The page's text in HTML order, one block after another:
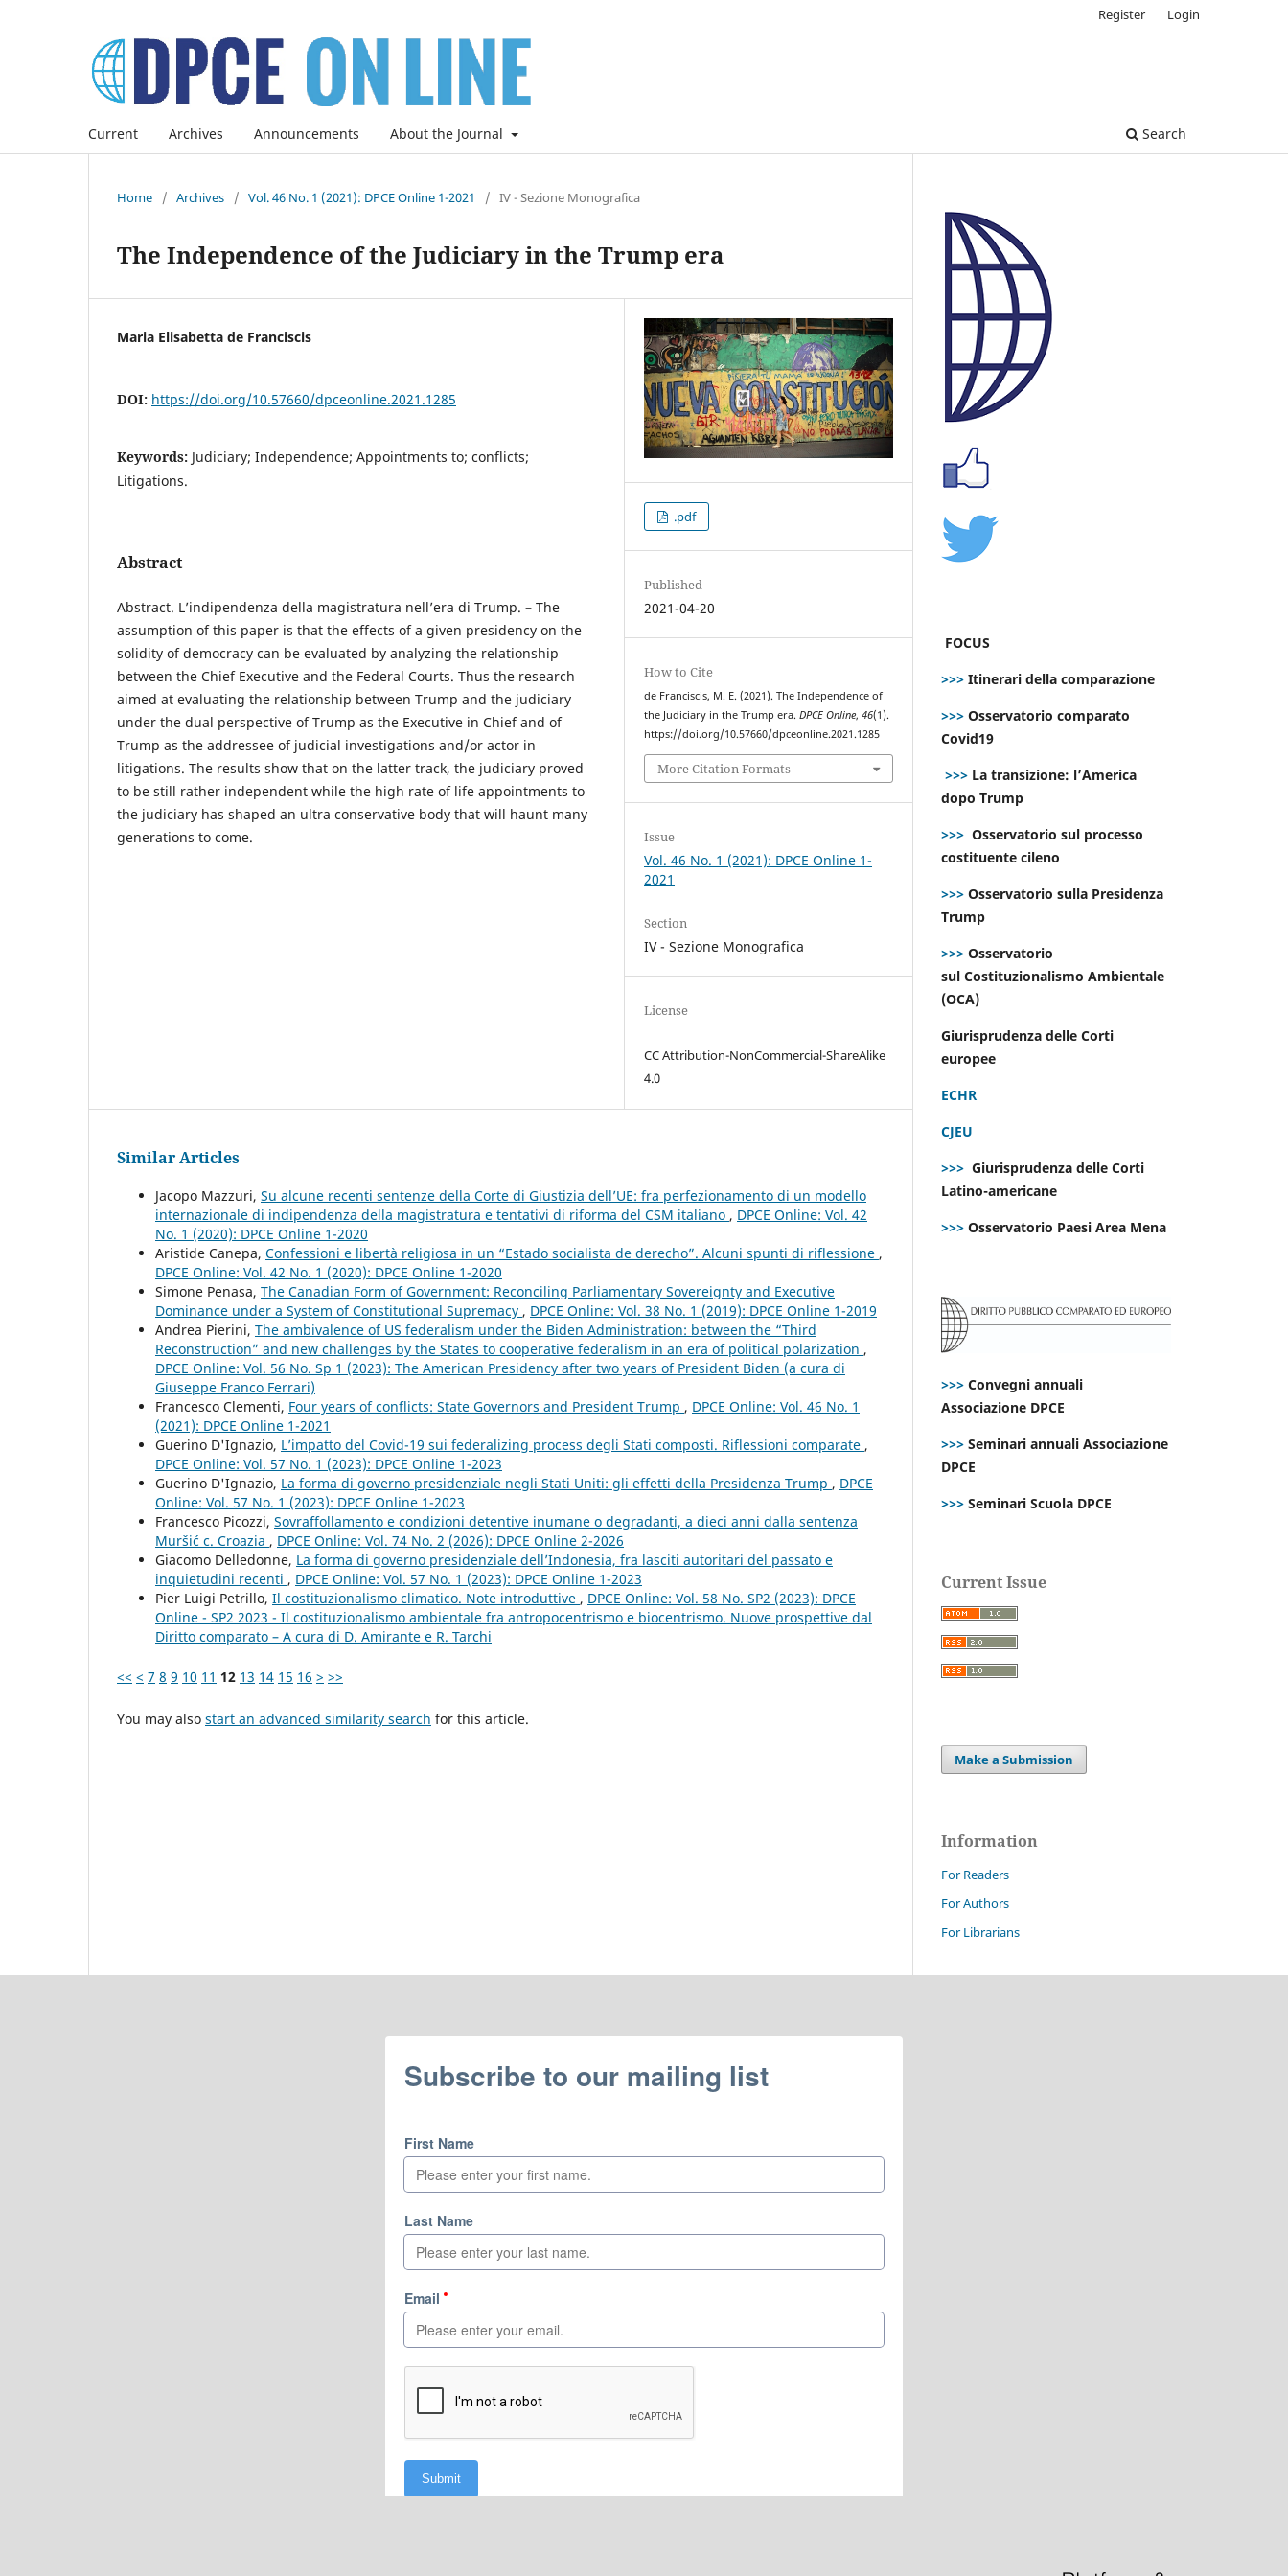
Current Archives Announcements About the Journal Search
Register Login
Home / Archives / Vol. 46 No. 1 (2021): DPCE Online 1-2021 / IV - Sezione Monografica
The Independence of the Judiciary in the Trump era
Maria Elisabetta de Franciscis
DOI: https://doi.org/10.57660/dpceonline.2021.1285
Keywords: Judiciary; Independence; Appointments to; conflicts;
Litigations.
Abstract
Abstract. L’indipendenza della magistratura nell’era di Trump. – The
assumption of this paper is that the effects of a given presidency on the
solidity of democracy can be evaluated by analyzing the relationship
between the Chief Executive and the Federal Courts. Thus the research
aimed at evaluating the relationship between Trump and the judiciary
under the dual perspective of Trump as the Executive in Chief and of
Trump as the addressee of judicial investigations and/or actor in
litigations. The results show that on the latter track, the judiciary proved
to be still rather independent while the high rate of life appointments to
the judiciary has shaped an ultra conservative body that will haunt many
generations to come.
.pdf
Published
2021-04-20
How to Cite
de Franciscis, M. E. (2021). The Independence of
the Judiciary in the Trump era.DPCE Online,46(1).
https://doi.org/10.57660/dpceonline.2021.1285
More Citation Formats
Issue
Vol. 46 No. 1 (2021): DPCE Online 1-
2021
Section
IV - Sezione Monografica
License
CC Attribution-NonCommercial-ShareAlike
4.0
Similar Articles
Jacopo Mazzuri, Su alcune recenti sentenze della Corte di Giustizia dell’UE: fra perfezionamento di un modello
internazionale di indipendenza della magistratura e tentativi di riforma del CSM italiano , DPCE Online: Vol. 42
No. 1 (2020): DPCE Online 1-2020
Aristide Canepa, Confessioni e libertà religiosa in un “Estado socialista de derecho”. Alcuni spunti di riflessione ,
DPCE Online: Vol. 42 No. 1 (2020): DPCE Online 1-2020
Simone Penasa, The Canadian Form of Government: Reconciling Parliamentary Sovereignty and Executive
Dominance under a System of Constitutional Supremacy , DPCE Online: Vol. 38 No. 1 (2019): DPCE Online 1-2019
Andrea Pierini, The ambivalence of US federalism under the Biden Administration: between the “Third
Reconstruction” and new challenges by the States to cooperative federalism in an era of political polarization ,
DPCE Online: Vol. 56 No. Sp 1 (2023): The American Presidency after two years of President Biden (a cura di
Giuseppe Franco Ferrari)
Francesco Clementi, Four years of conflicts: State Governors and President Trump , DPCE Online: Vol. 46 No. 1
(2021): DPCE Online 1-2021
Guerino D'Ignazio, L’impatto del Covid-19 sui federalizing process degli Stati composti. Riflessioni comparate ,
DPCE Online: Vol. 57 No. 1 (2023): DPCE Online 1-2023
Guerino D'Ignazio, La forma di governo presidenziale negli Stati Uniti: gli effetti della Presidenza Trump , DPCE
Online: Vol. 57 No. 1 (2023): DPCE Online 1-2023
Francesco Picozzi, Sovraffollamento e condizioni detentive inumane o degradanti, a dieci anni dalla sentenza
Muršić c. Croazia , DPCE Online: Vol. 74 No. 2 (2026): DPCE Online 2-2026
Giacomo Delledonne, La forma di governo presidenziale dell’Indonesia, fra lasciti autoritari del passato e
inquietudini recenti , DPCE Online: Vol. 57 No. 1 (2023): DPCE Online 1-2023
Pier Luigi Petrillo, Il costituzionalismo climatico. Note introduttive , DPCE Online: Vol. 58 No. SP2 (2023): DPCE
Online - SP2 2023 - Il costituzionalismo ambientale fra antropocentrismo e biocentrismo. Nuove prospettive dal
Diritto comparato – A cura di D. Amirante e R. Tarchi
<< < 7 8 9 10 11 12 13 14 15 16 > >>
You may also start an advanced similarity search for this article.
FOCUS
>>> Itinerari della comparazione
>>> Osservatorio comparato
Covid19
>>> La transizione: l’America
dopo Trump
>>> Osservatorio sul processo
costituente cileno
>>> Osservatorio sulla Presidenza
Trump
>>> Osservatorio
sul Costituzionalismo Ambientale
(OCA)
Giurisprudenza delle Corti
europee
ECHR
CJEU
>>> Giurisprudenza delle Corti
Latino-americane
>>> Osservatorio Paesi Area Mena
>>> Convegni annuali
Associazione DPCE
>>> Seminari annuali Associazione
DPCE
>>> Seminari Scuola DPCE
Current Issue
Make a Submission
Information
For Readers
For Authors
For Librarians